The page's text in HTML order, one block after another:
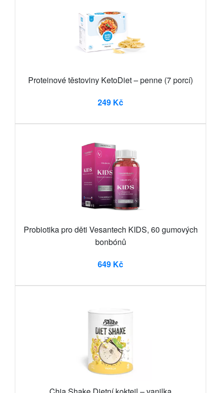
Proteinové těstoviny KetoDiet – penne (7 porcí)
249 Kč
Probiotika pro děti Vesantech KIDS, 60 gumových
bonbónů
649 Kč